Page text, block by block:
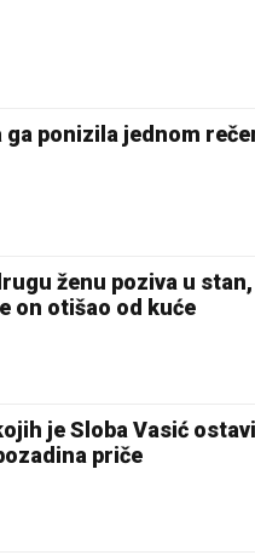
ga ponizila jednom
ženu poziva u
on otišao od kuće
je Sloba Vasić
priče